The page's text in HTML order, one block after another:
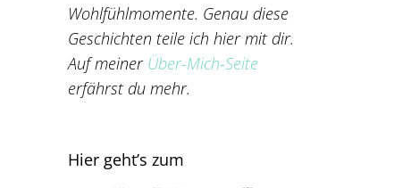
Wohlfühlmomente. Genau diese
Geschichten teile ich hier mit dir.
Auf meiner Über-Mich-Seite
erfährst du mehr.
Hier geht’s zum